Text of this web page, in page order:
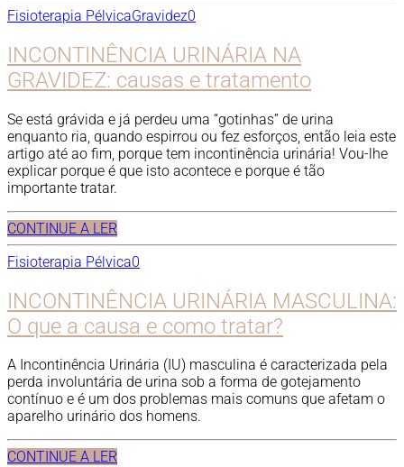
Fisioterapia PélvicaGravidez0
INCONTINÊNCIA URINÁRIA NA
GRAVIDEZ: causas e tratamento
Se está grávida e já perdeu uma “gotinhas” de urina
enquanto ria, quando espirrou ou fez esforços, então leia este
artigo até ao fim, porque tem incontinência urinária! Vou-lhe
explicar porque é que isto acontece e porque é tão
importante tratar.
CONTINUE A LER
Fisioterapia Pélvica0
INCONTINÊNCIA URINÁRIA MASCULINA:
O que a causa e como tratar?
A Incontinência Urinária (IU) masculina é caracterizada pela
perda involuntária de urina sob a forma de gotejamento
contínuo e é um dos problemas mais comuns que afetam o
aparelho urinário dos homens.
CONTINUE A LER